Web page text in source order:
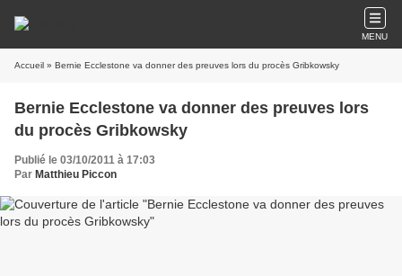
MENU
Accueil » Bernie Ecclestone va donner des preuves lors du procès Gribkowsky
Bernie Ecclestone va donner des preuves lors
du procès Gribkowsky
Publié le 03/10/2011 à 17:03
Par Matthieu Piccon